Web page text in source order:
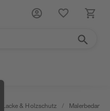
Lacke & Holzschutz / Malerbedarf